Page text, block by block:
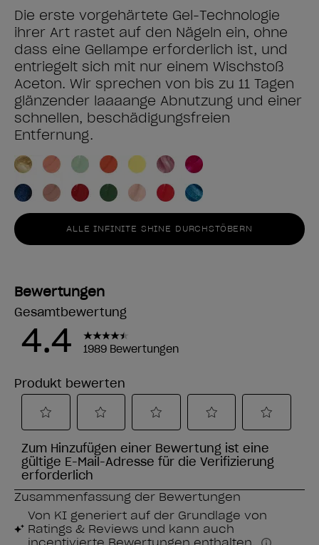
Die erste vorgehärtete Gel-Technologie
ihrer Art rastet auf den Nägeln ein, ohne
dass eine Gellampe erforderlich ist, und
entriegelt sich mit nur einem Wischstoß
Aceton. Wir sprechen von bis zu 11 Tagen
glänzender laaaange Abnutzung und einer
schnellen, beschädigungsfreien
Entfernung.
ALLE INFINITE SHINE DURCHSTÖBERN